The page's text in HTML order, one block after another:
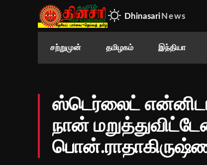
Dhinasari News
சற்றுமுன் தமிழகம் இந்தியா
ஸ்டெர்லைட்
நான்